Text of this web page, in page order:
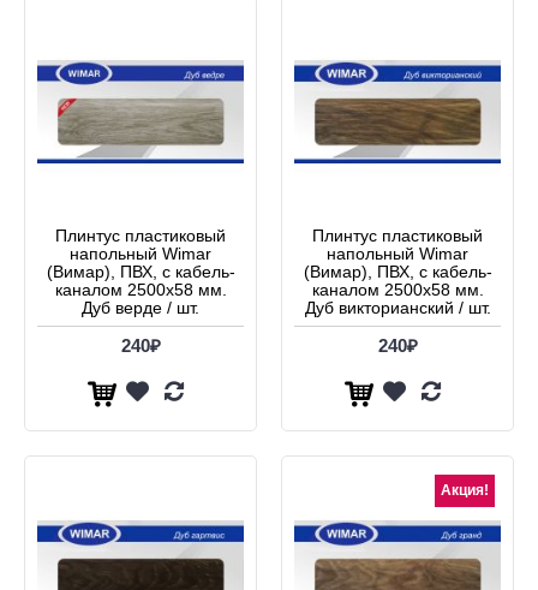
Плинтус пластиковый
напольный Wimar
(Вимар), ПВХ, с кабель-
каналом 2500х58 мм.
Дуб верде / шт.
240₽
Плинтус пластиковый
напольный Wimar
(Вимар), ПВХ, с кабель-
каналом 2500х58 мм.
Дуб викторианский / шт.
240₽
Акция!